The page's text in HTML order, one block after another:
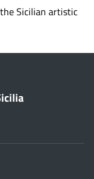
Sicilian artistic